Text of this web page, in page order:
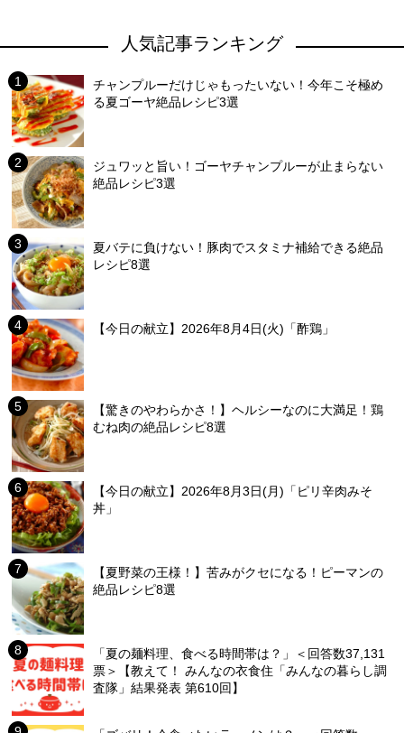
人気記事ランキング
チャンプルーだけじゃもったいない！今年こそ極め
る夏ゴーヤ絶品レシピ3選
ジュワッと旨い！ゴーヤチャンプルーが止まらない
絶品レシピ3選
夏バテに負けない！豚肉でスタミナ補給できる絶品
レシピ8選
【今日の献立】2026年8月4日(火)「酢鶏」
【驚きのやわらかさ！】ヘルシーなのに大満足！鶏
むね肉の絶品レシピ8選
【今日の献立】2026年8月3日(月)「ピリ辛肉みそ
丼」
【夏野菜の王様！】苦みがクセになる！ピーマンの
絶品レシピ8選
「夏の麺料理、食べる時間帯は？」＜回答数37,131
票＞【教えて！ みんなの衣食住「みんなの暮らし調
査隊」結果発表 第610回】